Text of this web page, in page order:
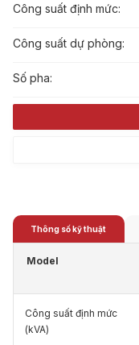
Công suất định mức:
Công suất dự phòng:
Số pha:
Thông số kỹ thuật
Model
Công suất định mức
(kVA)